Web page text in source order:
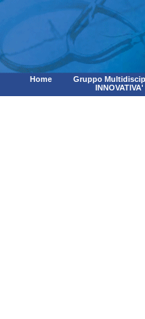
Home
Gruppo
INNOVATIVA'